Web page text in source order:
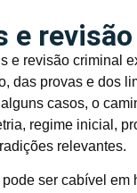
e
e revisão criminal
das provas e dos
casos, o
regime inicial,
relevantes.
ser cabível em